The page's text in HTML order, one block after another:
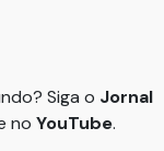
Siga o Jornal
no YouTube.